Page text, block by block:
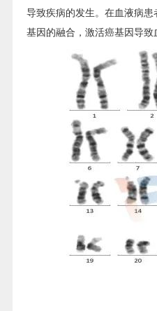
导致疾病的发生。在血液病
基因的融合，激活癌基因导致